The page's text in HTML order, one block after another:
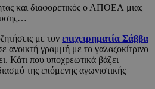
και διαφορετικός ο ΑΠΟΕΛ μιας
με τον επιχειρηματία Σάββα
ανοικτή γραμμή με το γαλαζοκίτρινο
Κάτι που υποχρεωτικά βάζει
της επόμενης αγωνιστικής